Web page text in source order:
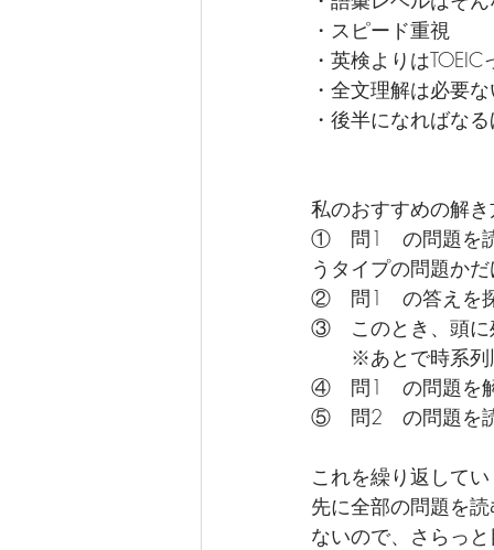
・スピード重視
・英検よりは
・全文理解は必要
・後半になればな
私のおすすめの解
①　問1　の問題を
うタイプの問題か
②　問1　の答えを
③　このとき、頭に
※あとで時系列順
④　問1　の問題を
⑤　問2　の問題を
これを繰り返して
先に全部の問題を
ないので、さらっ